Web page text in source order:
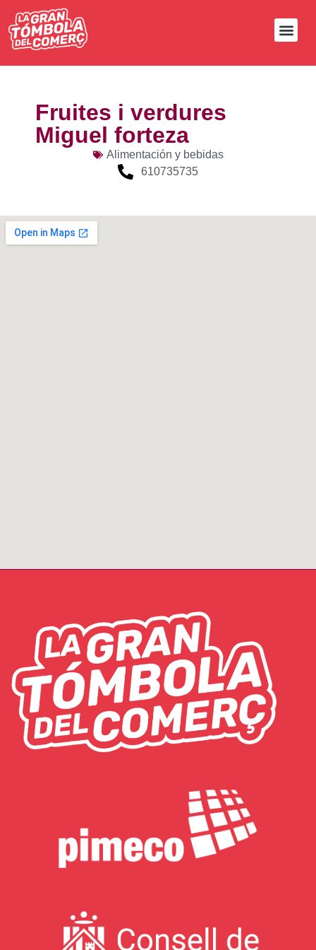
Fruites i verdures
Miguel forteza
Alimentación y bebidas
610735735